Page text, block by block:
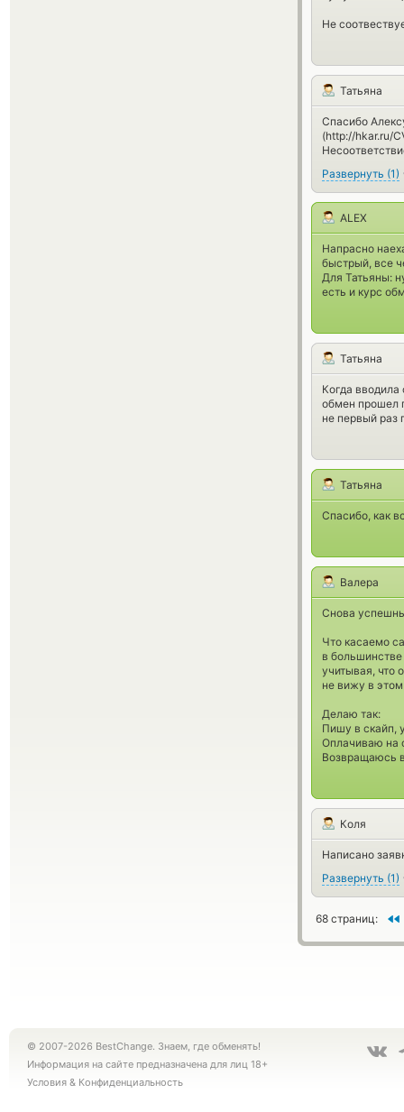
Не
Татьяна
Спасибо
(http://hkar.ru/
Развернуть (1)
ALEX
Напрасно
быстрый, все
Для Татьяны:
есть и курс
Татьяна
Когда
обмен прошел
не первый раз
Татьяна
Спасибо, как
Валера
Снова
Что касаемо
в
учитывая, что
не вижу в
Делаю так:
Пишу в скайп,
Оплачиваю на
Возвращаюсь
Коля
Написано
Развернуть (1)
68 страниц:
© 2007-2026 BestChange. Знаем, где обменять!
Информация на сайте предназначена для лиц 18+
Условия & Конфиденциальность